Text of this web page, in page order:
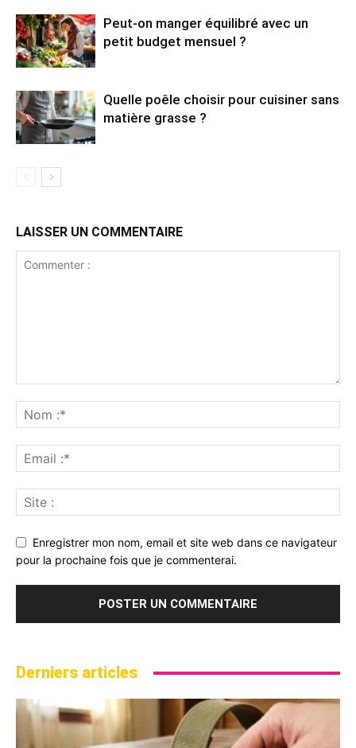
Peut-on manger équilibré avec un
petit budget mensuel ?
Quelle poêle choisir pour cuisiner sans
matière grasse ?
LAISSER UN COMMENTAIRE
Enregistrer mon nom, email et site web dans ce navigateur
pour la prochaine fois que je commenterai.
Derniers articles